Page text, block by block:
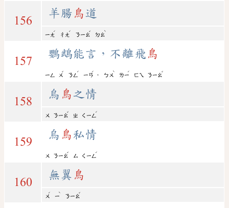
156
羊腸 鳥道
ㄧㄤ
ˊ
ㄔㄤ
ˊ
ㄋㄧㄠ
ˇ
ㄉㄠ
ˋ
157
鸚鵡能言，不離飛 鳥
ㄧㄥ ㄨ
ˇ
ㄋㄥ
ˊ
ㄧㄢ
ˊ
， ㄅㄨ
ˋ
ㄌㄧ
ˊ
ㄈㄟ ㄋㄧㄠ
ˇ
158
烏 鳥 之情
ㄨ ㄋㄧㄠ
ˇ
ㄓ ㄑㄧㄥ
ˊ
159
烏 鳥 私情
ㄨ ㄋㄧㄠ
ˇ
ㄙ ㄑㄧㄥ
ˊ
160
無翼 鳥
ㄨ
ˊ
ㄧ
ˋ
ㄋㄧㄠ
ˇ